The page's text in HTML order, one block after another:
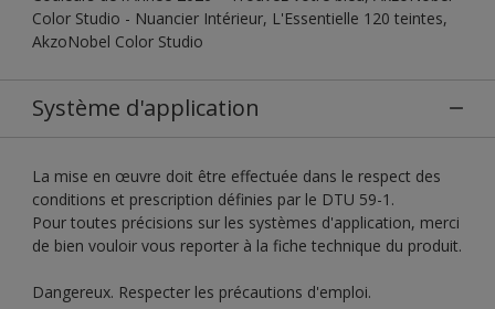
Color Studio - Nuancier Intérieur, L'Essentielle 120 teintes,
AkzoNobel Color Studio
Système d'application
La mise en œuvre doit être effectuée dans le respect des
conditions et prescription définies par le DTU 59-1.
Pour toutes précisions sur les systèmes d'application, merci
de bien vouloir vous reporter à la fiche technique du produit.
Dangereux. Respecter les précautions d'emploi.